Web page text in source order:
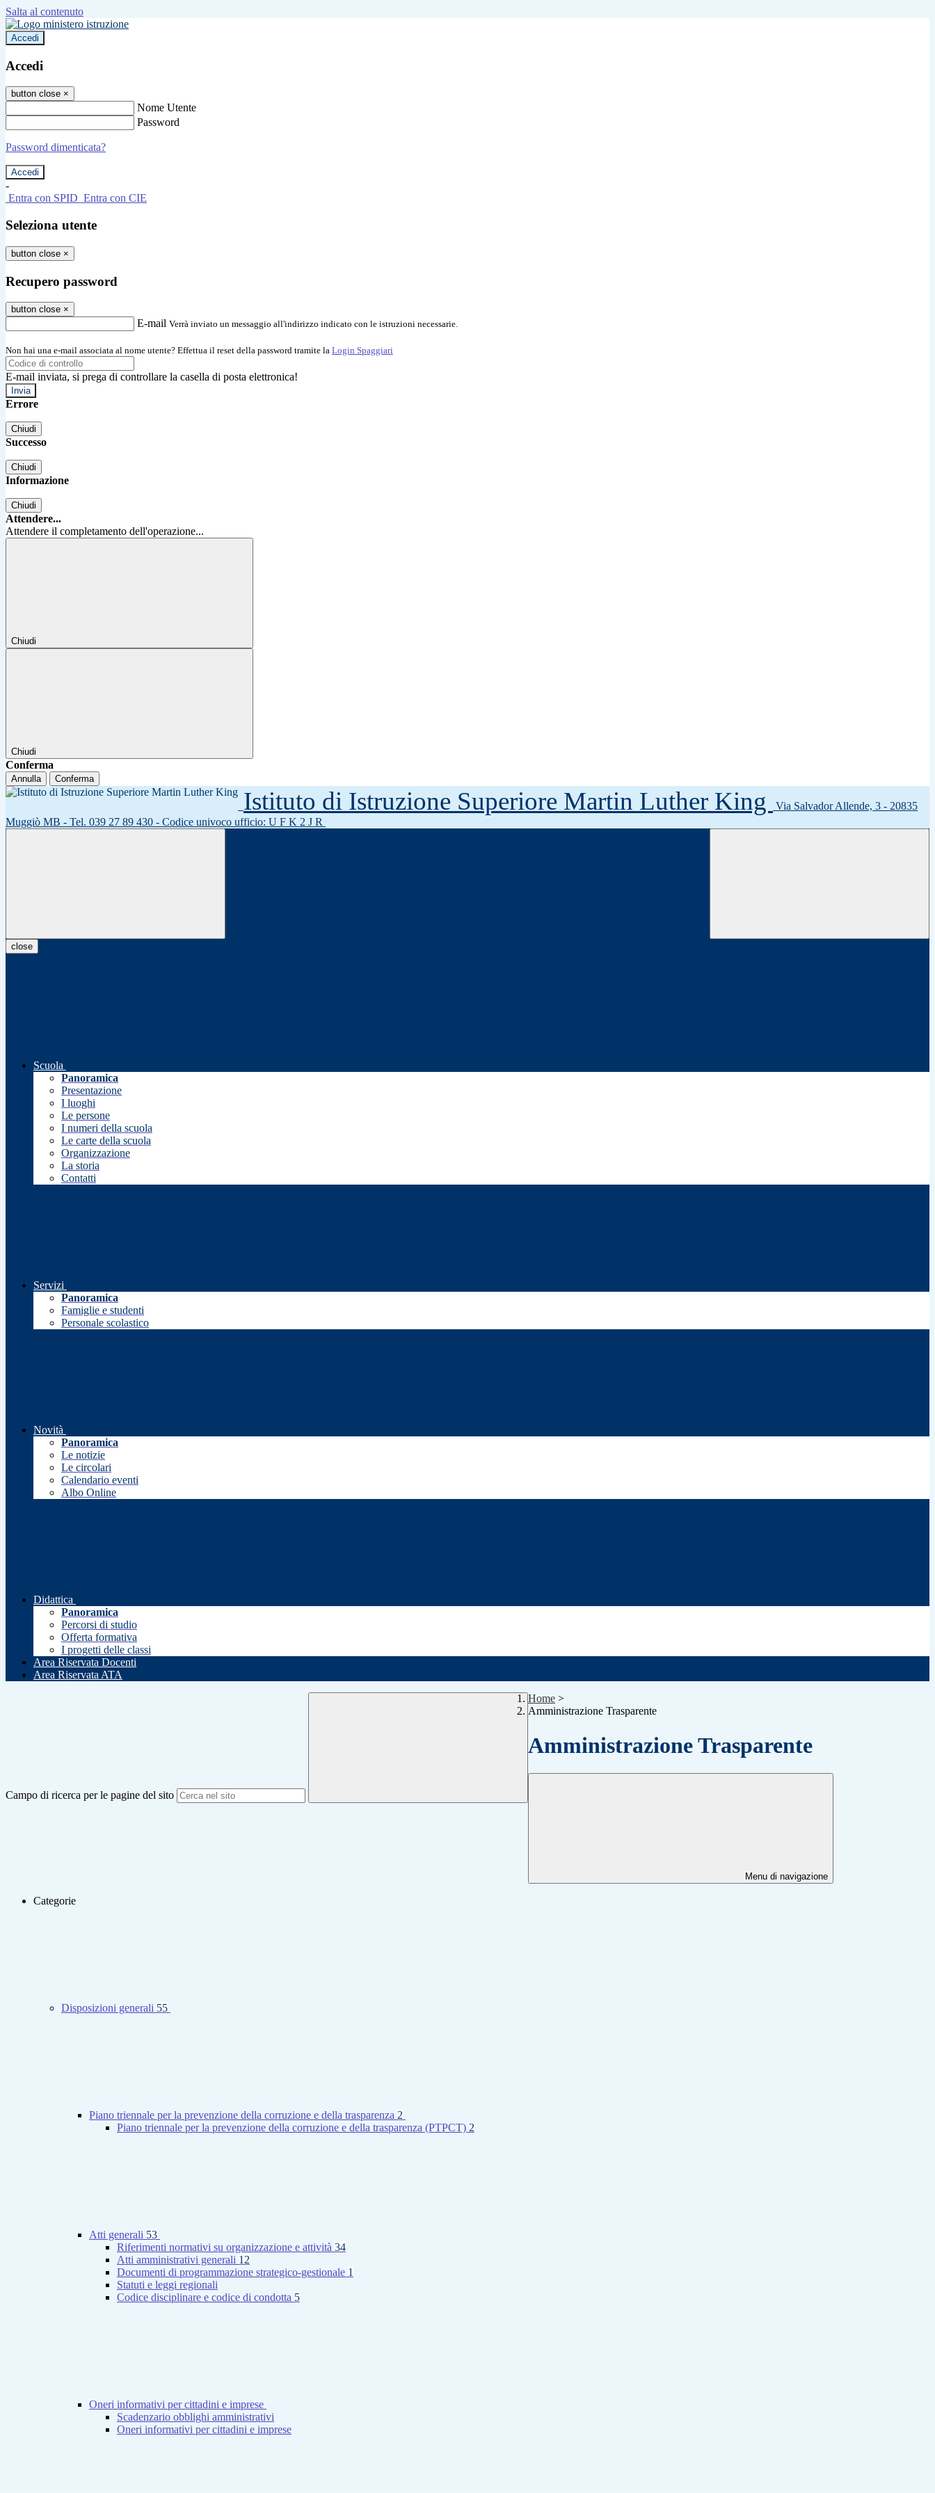
Salta al contenuto
Accedi
Accedi
button close ×
Nome Utente
Password
Password dimenticata?
-
Entra con SPID Entra con CIE
Seleziona utente
button close ×
Recupero password
button close ×
E-mail Verrà inviato un messaggio all'indirizzo indicato con le istruzioni necessarie.
Non hai una e-mail associata al nome utente? Effettua il reset della password tramite la Login Spaggiari
E-mail inviata, si prega di controllare la casella di posta elettronica!
Errore
Chiudi
Successo
Chiudi
Informazione
Chiudi
Attendere...
Attendere il completamento dell'operazione...
Chiudi
Chiudi
Conferma
Annulla Conferma
Istituto di Istruzione Superiore Martin Luther King
Via Salvador Allende, 3 - 20835
Muggiò MB - Tel. 039 27 89 430 - Codice univoco ufficio: U F K 2 J R
close
Scuola
Panoramica
Presentazione
I luoghi
Le persone
I numeri della scuola
Le carte della scuola
Organizzazione
La storia
Contatti
Servizi
Panoramica
Famiglie e studenti
Personale scolastico
Novità
Panoramica
Le notizie
Le circolari
Calendario eventi
Albo Online
Didattica
Panoramica
Percorsi di studio
Offerta formativa
I progetti delle classi
Area Riservata Docenti
Area Riservata ATA
Campo di ricerca per le pagine del sito
Home >
Amministrazione Trasparente
Amministrazione Trasparente
Menu di navigazione
Categorie
Disposizioni generali 55
Piano triennale per la prevenzione della corruzione e della trasparenza 2
Piano triennale per la prevenzione della corruzione e della trasparenza (PTPCT) 2
Atti generali 53
Riferimenti normativi su organizzazione e attività 34
Atti amministrativi generali 12
Documenti di programmazione strategico-gestionale 1
Statuti e leggi regionali
Codice disciplinare e codice di condotta 5
Oneri informativi per cittadini e imprese
Scadenzario obblighi amministrativi
Oneri informativi per cittadini e imprese